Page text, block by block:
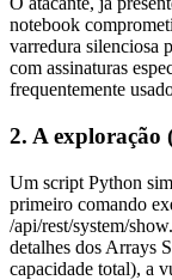
notebook
varredura silenciosa
com assinaturas
frequentemente
2. A exploração
Um script Python
primeiro comando
/api/rest/system/show
detalhes dos Arrays
capacidade total), a